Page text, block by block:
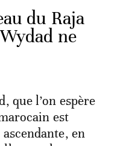
du Raja
ne
que l’on espère
est
en